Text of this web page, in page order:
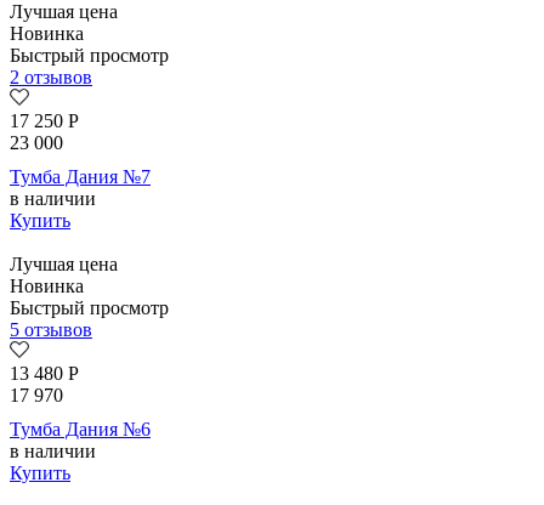
Лучшая цена
Новинка
Быстрый просмотр
2 отзывов
17 250 Р
23 000
Тумба Дания №7
в наличии
Купить
Лучшая цена
Новинка
Быстрый просмотр
5 отзывов
13 480 Р
17 970
Тумба Дания №6
в наличии
Купить